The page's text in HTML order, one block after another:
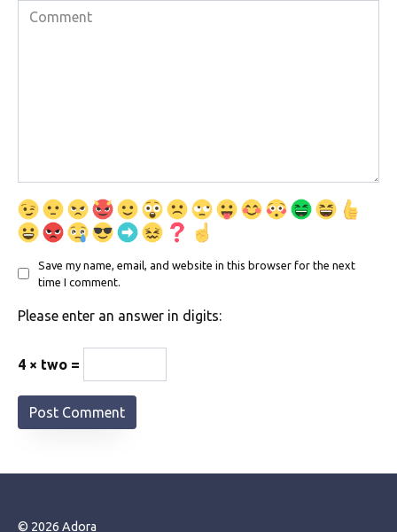
Comment
Save my name, email, and website in this browser for the next
time I comment.
Please enter an answer in digits:
4 × two =
© 2026 Adora